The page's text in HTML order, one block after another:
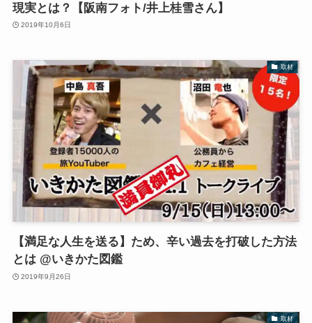
現実とは？【阪南フォト/井上桂雪さん】
2019年10月6日
取材
【満足な人生を送る】ため、辛い過去を打破した方法
とは @いきかた図鑑
2019年9月26日
取材